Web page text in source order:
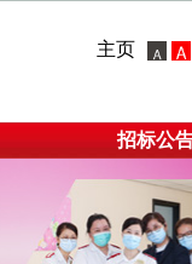
主页
招标公